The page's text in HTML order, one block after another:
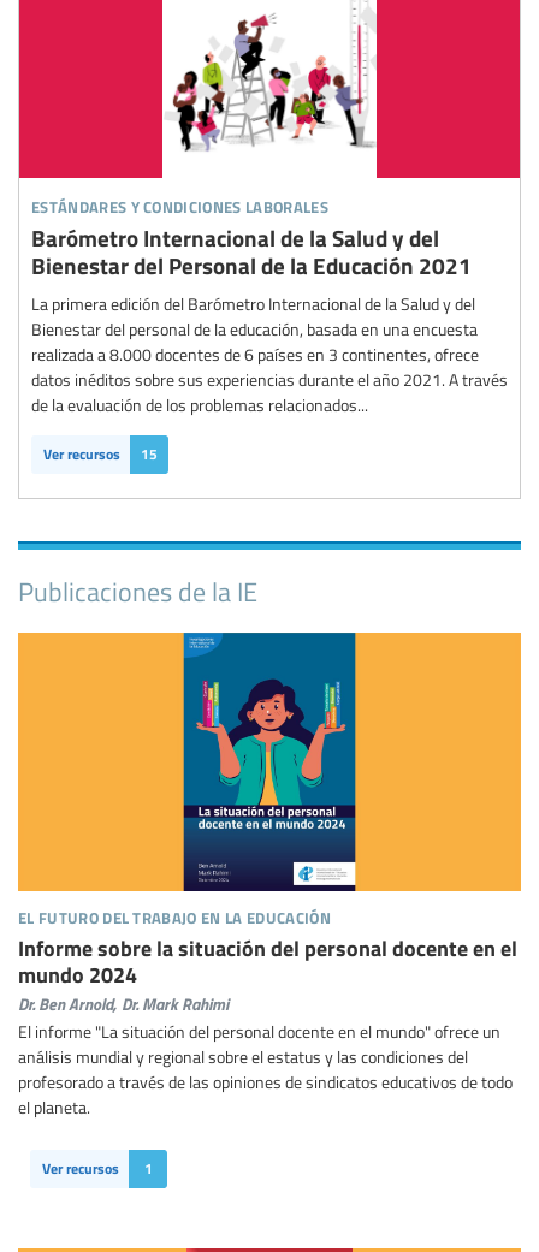
estándares y condiciones laborales
Barómetro Internacional de la Salud y del
Bienestar del Personal de la Educación 2021
La primera edición del Barómetro Internacional de la Salud y del
Bienestar del personal de la educación, basada en una encuesta
realizada a 8.000 docentes de 6 países en 3 continentes, ofrece
datos inéditos sobre sus experiencias durante el año 2021. A través
de la evaluación de los problemas relacionados...
Ver recursos 15
Publicaciones de la IE
el futuro del trabajo en la educación
Informe sobre la situación del personal docente en el
mundo 2024
Dr. Ben Arnold, Dr. Mark Rahimi
El informe "La situación del personal docente en el mundo" ofrece un
análisis mundial y regional sobre el estatus y las condiciones del
profesorado a través de las opiniones de sindicatos educativos de todo
el planeta.
Ver recursos 1